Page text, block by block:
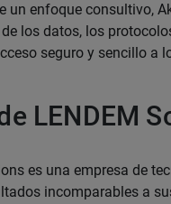
un enfoque consultivo,
los datos, los
seguro y sencillo a
LENDEM
es una empresa de
incomparables a